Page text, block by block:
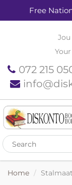
Free
072 215
Home